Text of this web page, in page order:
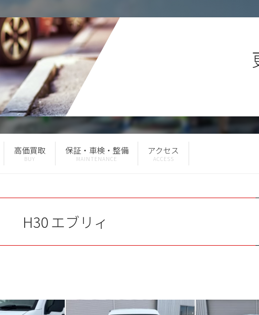
高価買取 保証・車検・整備 アクセス
H30 エブリィ